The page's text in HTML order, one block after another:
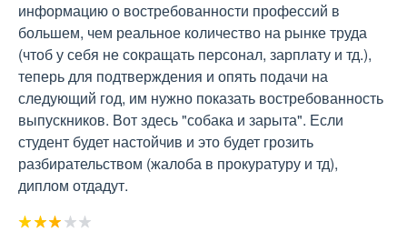
информацию о востребованности профессий в
большем, чем реальное количество на рынке труда
(чтоб у себя не сокращать персонал, зарплату и тд.),
теперь для подтверждения и опять подачи на
следующий год, им нужно показать востребованность
выпускников. Вот здесь "собака и зарыта". Если
студент будет настойчив и это будет грозить
разбирательством (жалоба в прокуратуру и тд),
диплом отдадут.